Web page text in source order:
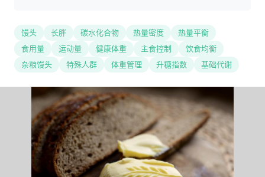
馒头 长胖 碳水化合物 热量密度
热量平衡
食用量
运动量 健康体重 主食控制
饮食均衡
杂粮馒头
特殊人群 体重管理 升糖指数 基础代谢